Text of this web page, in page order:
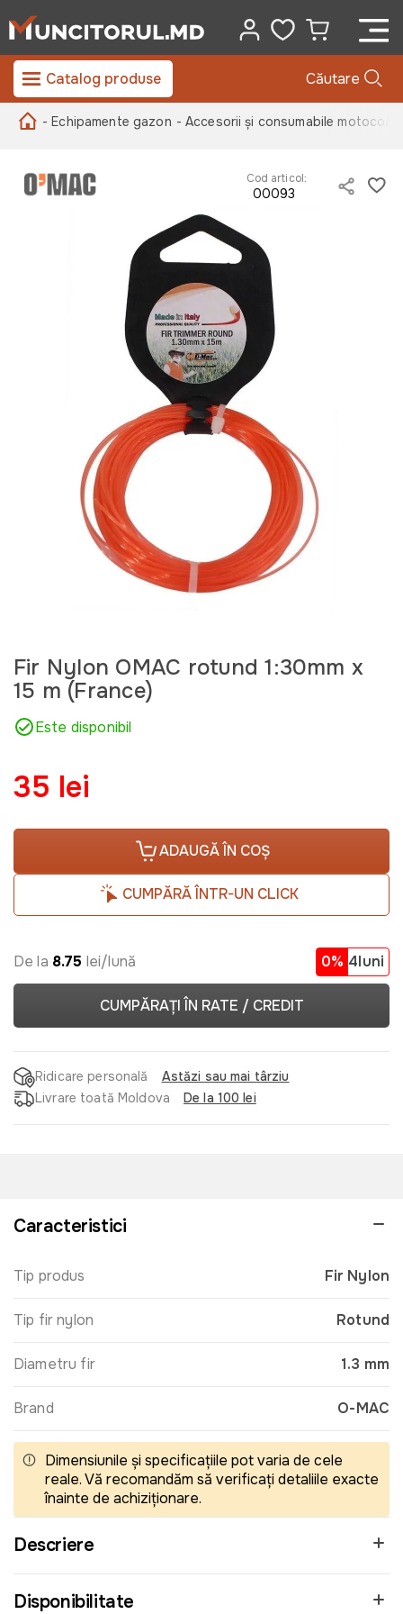
Catalog produse Căutare
- Echipamente gazon - Accesorii și consumabile
Cod articol:
00093
Fir Nylon OMAC rotund 1:30mm x
15 m (France)
Este disponibil
35 lei
ADAUGĂ ÎN COȘ
CUMPĂRĂ ÎNTR-UN CLICK
De la 8.75 lei/lună 0% 4luni
CUMPĂRAȚI ÎN RATE / CREDIT
Ridicare personală
Astăzi sau mai târziu
Livrare toată Moldova
De la 100 lei
Caracteristici
Tip produs Fir Nylon
Tip fir nylon Rotund
Diametru fir 1.3 mm
Brand O-MAC
Dimensiunile și specificațiile pot varia de cele
reale. Vă recomandăm să verificați detaliile exacte
înainte de achiziționare.
Descriere
Disponibilitate